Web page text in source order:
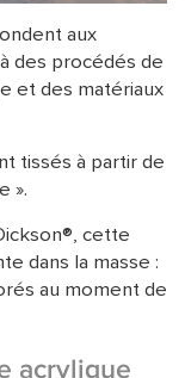
aux
des procédés de
et des matériaux
tissés à partir de
».
cette
dans la masse :
au moment de
acrylique